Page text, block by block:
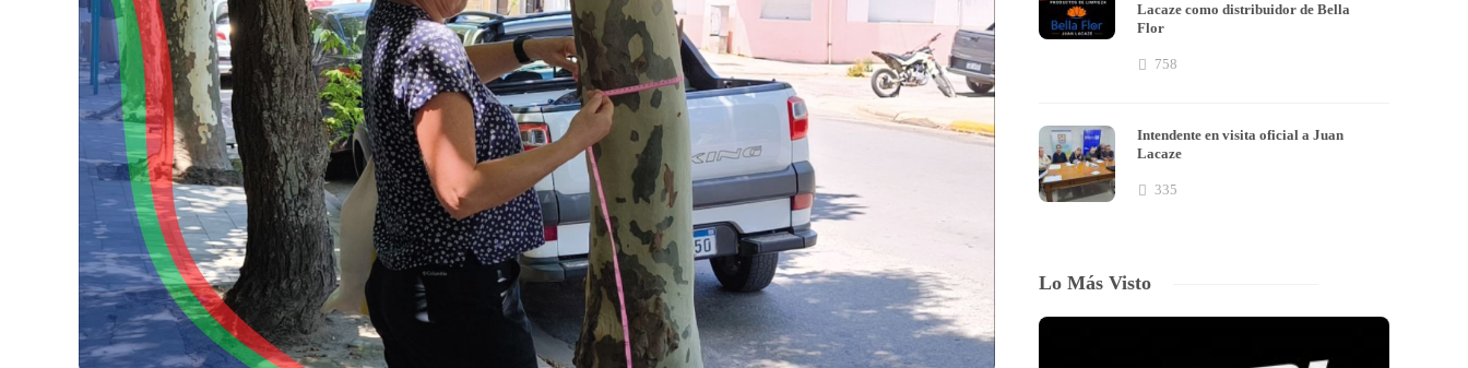
Lacaze como distribuidor de Bella
Flor
758
Intendente en visita oficial a Juan
Lacaze
335
Lo Más Visto